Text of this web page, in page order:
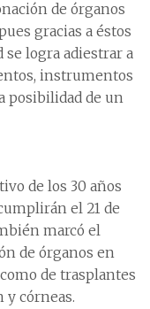
de órganos
gracias a éstos
se logra adiestrar a
instrumentos
posibilidad de un
de los 30 años
el 21 de
marcó el
de órganos en
de trasplantes
y córneas.